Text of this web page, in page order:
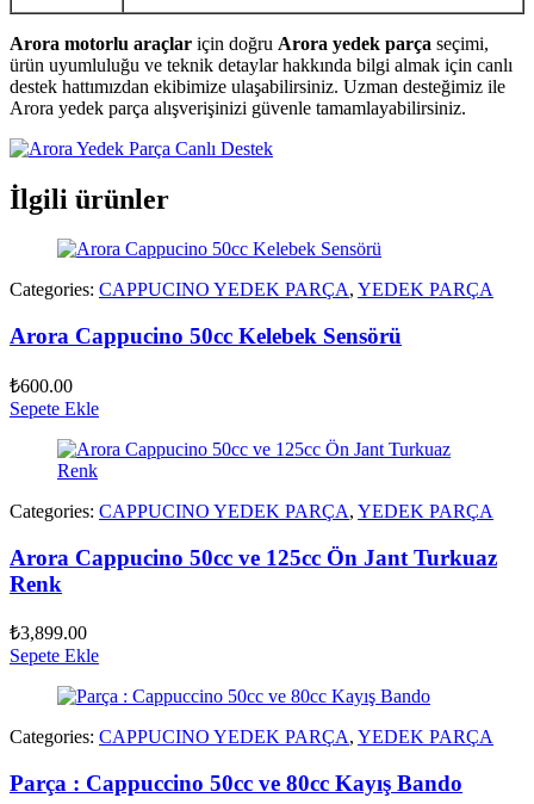
Arora motorlu araçlar için doğru Arora yedek parça seçimi,
ürün uyumluluğu ve teknik detaylar hakkında bilgi almak için canlı
destek hattımızdan ekibimize ulaşabilirsiniz. Uzman desteğimiz ile
Arora yedek parça alışverişinizi güvenle tamamlayabilirsiniz.
İlgili ürünler
Categories: CAPPUCINO YEDEK PARÇA, YEDEK PARÇA
Arora Cappucino 50cc Kelebek Sensörü
₺600.00
Sepete Ekle
Categories: CAPPUCINO YEDEK PARÇA, YEDEK PARÇA
Arora Cappucino 50cc ve 125cc Ön Jant Turkuaz
Renk
₺3,899.00
Sepete Ekle
Categories: CAPPUCINO YEDEK PARÇA, YEDEK PARÇA
Parça : Cappuccino 50cc ve 80cc Kayış Bando